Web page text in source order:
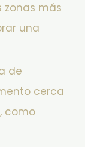
zonas más
una
de
cerca
como